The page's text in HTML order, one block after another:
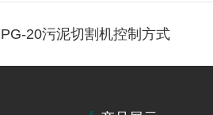
PG-20污泥切割机控制方式